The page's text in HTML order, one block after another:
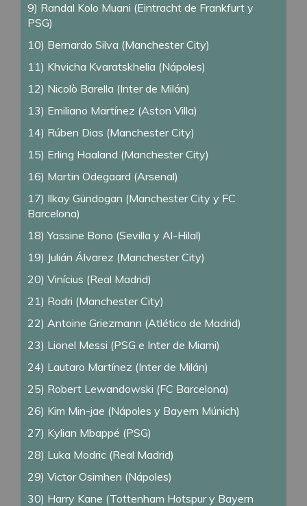
9) Randal Kolo Muani (Eintracht de Frankfurt y
PSG)
10) Bernardo Silva (Manchester City)
11) Khvicha Kvaratskhelia (Nápoles)
12) Nicolò Barella (Inter de Milán)
13) Emiliano Martínez (Aston Villa)
14) Rúben Dias (Manchester City)
15) Erling Haaland (Manchester City)
16) Martin Odegaard (Arsenal)
17) Ilkay Gündogan (Manchester City y FC
Barcelona)
18) Yassine Bono (Sevilla y Al-Hilal)
19) Julián Álvarez (Manchester City)
20) Vinícius (Real Madrid)
21) Rodri (Manchester City)
22) Antoine Griezmann (Atlético de Madrid)
23) Lionel Messi (PSG e Inter de Miami)
24) Lautaro Martínez (Inter de Milán)
25) Robert Lewandowski (FC Barcelona)
26) Kim Min-jae (Nápoles y Bayern Múnich)
27) Kylian Mbappé (PSG)
28) Luka Modric (Real Madrid)
29) Victor Osimhen (Nápoles)
30) Harry Kane (Tottenham Hotspur y Bayern